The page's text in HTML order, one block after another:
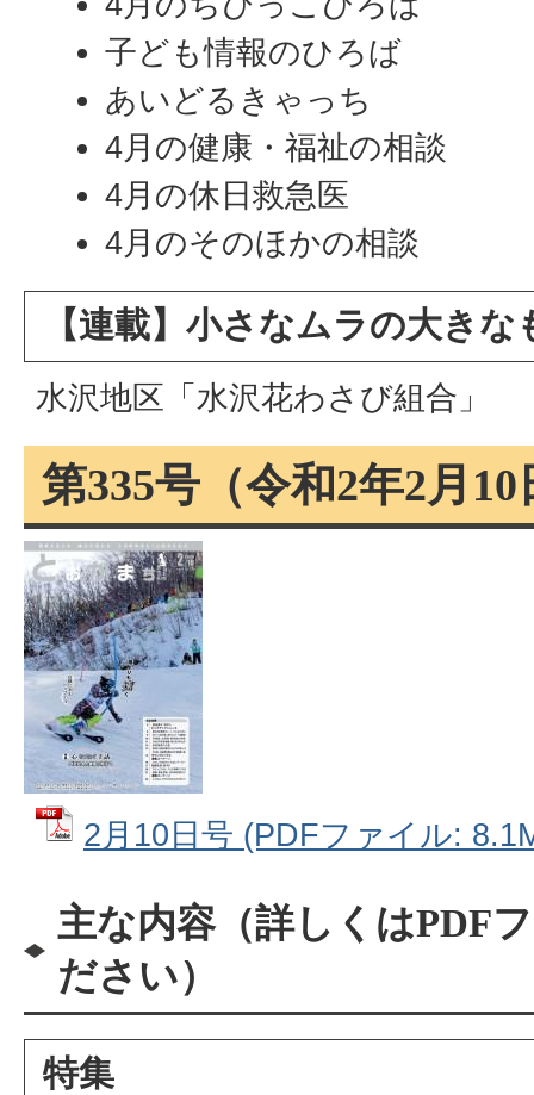
子ども情報のひろば
あいどるきゃっち
4月の健康・福祉の相談
4月の休日救急医
4月のそのほかの相談
【連載】小さなムラの大き
水沢地区「水沢花わさび組合」
第335号（令和2年2月10
2月10日号 (PDFファイル:
主な内容（詳しくはPDF
ださい）
特集